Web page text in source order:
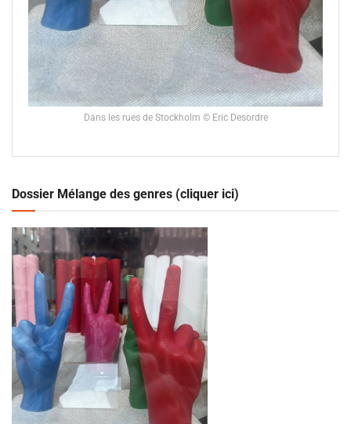
Dans les rues de Stockholm © Eric Desordre
Dossier Mélange des genres (cliquer ici)